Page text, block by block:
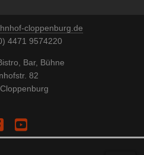
cloppenburg.de
4471 9574220
Bar, Bühne
82
YouTube